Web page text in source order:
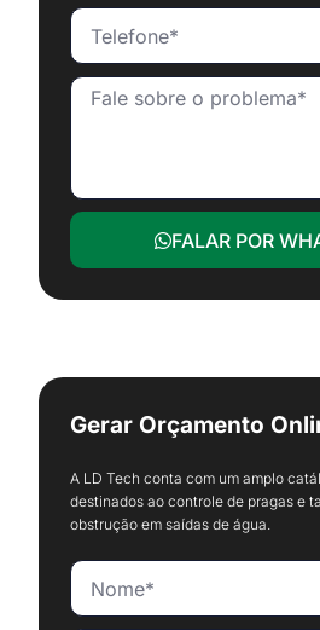
FALAR POR
Gerar Orçamento
A LD Tech conta com um amplo
destinados ao controle de pragas e
obstrução em saídas de água.